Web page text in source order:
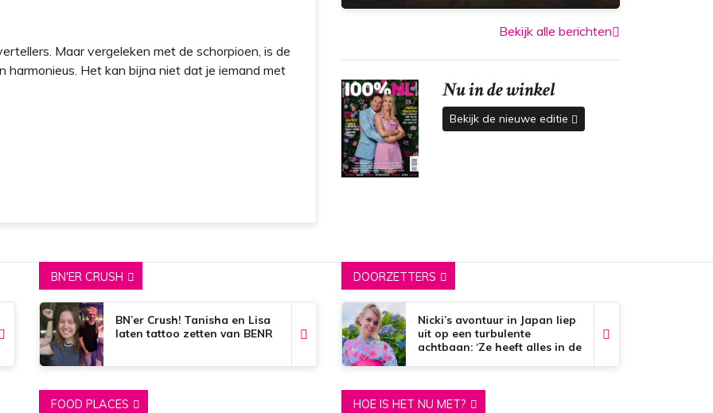
Maar vergeleken met de schorpioen, is de
harmonieus. Het kan bijna niet dat je iemand met
Bekijk alle berichten
Nu in de winkel
Bekijk de nieuwe editie
BN'ER CRUSH
BN’er Crush! Tanisha en Lisa
laten tattoo zetten van BENR
DOORZETTERS
Nicki’s avontuur in Japan liep
uit op een turbulente
achtbaan: ‘Ze heeft alles in de
FOOD PLACES HOE IS HET NU MET?